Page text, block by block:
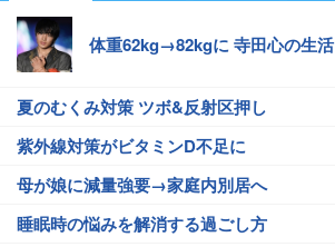
体重62kg→82kgに 寺田心の生活
夏のむくみ対策 ツボ&反射区押し
紫外線対策がビタミンD不足に
母が娘に減量強要→家庭内別居へ
睡眠時の悩みを解消する過ごし方